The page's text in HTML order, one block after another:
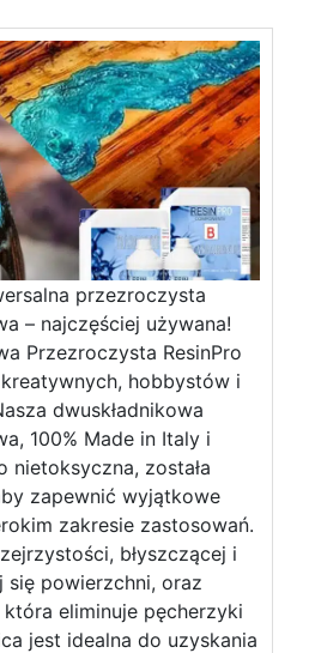
przezroczysta
– najczęściej używana!
Przezroczysta ResinPro
hobbystów i
dwuskładnikowa
100% Made in Italy i
została
zapewnić wyjątkowe
zakresie zastosowań.
błyszczącej i
się powierzchni, oraz
eliminuje pęcherzyki
jest idealna do uzyskania